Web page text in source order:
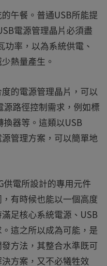
午餐。普通USB所能提
電源管理晶片必須盡
率，以為系統供電、
熱量產生。
的電源管理晶片，可以
源路徑控制需求，例如標
換器等。這類以USB
管理方案，可以簡單地
供電所設計的專用元件
有時候也能以一個高度
足核心系統電源、USB
這之所以成為可能，是
方法，其整合水準既可
方案，又不必犧牲效